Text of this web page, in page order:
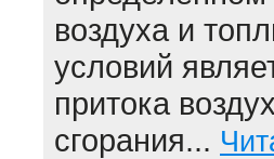
воздуха и
условий
притока
сгорания...